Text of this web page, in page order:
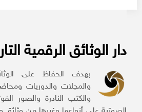
دار الوثائق الرقمية
بهدف الحفاظ على الوثائق
والمجلات والدوريات
والكتب النادرة والصور